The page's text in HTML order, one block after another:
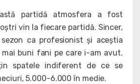
partidă atmosfera a fost
vin la fiecare partidă. Sincer,
ca profesionist și aceștia
mai buni fani pe care i-am avut.
spatele indiferent de ce se
5.000-6.000 în medie.